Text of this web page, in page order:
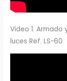
Video 1.
luces Ref. LS-60